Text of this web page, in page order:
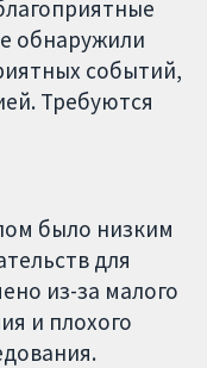
обнаружили
событий,
Требуются
было низким
для
из-за малого
и плохого